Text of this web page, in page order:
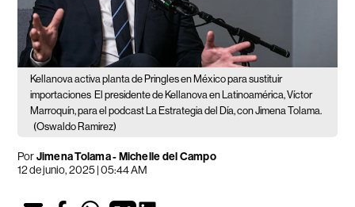
Kellanova activa planta de Pringles en México para sustituir
importaciones El presidente de Kellanova en Latinoamérica, Víctor
Marroquín, para el podcast La Estrategia del Día, con Jimena Tolama.
(Oswaldo Ramirez)
PorJimena Tolama-Michelle del Campo
12 de junio, 2025 | 05:44 AM